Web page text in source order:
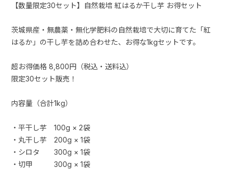
【数量限定30セット】自然栽培 紅はるか干し芋 お得セット
茨城県産・無農薬・無化学肥料の自然栽培で大切に育てた「紅
はるか」の干し芋を詰め合わせた、お得な1kgセットです。
超お得価格 8,800円（税込・送料込）
限定30セット販売！
内容量（合計1kg）
・平干し芋 100g × 2袋
・丸干し芋 200g × 1袋
・シロタ 300g × 1袋
・切甲 300g × 1袋